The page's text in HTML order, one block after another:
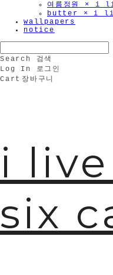
여름정원 × i
butter × i
wallpapers
notice
Search
검색
Log In
로그인
Cart 장바구니
i
six